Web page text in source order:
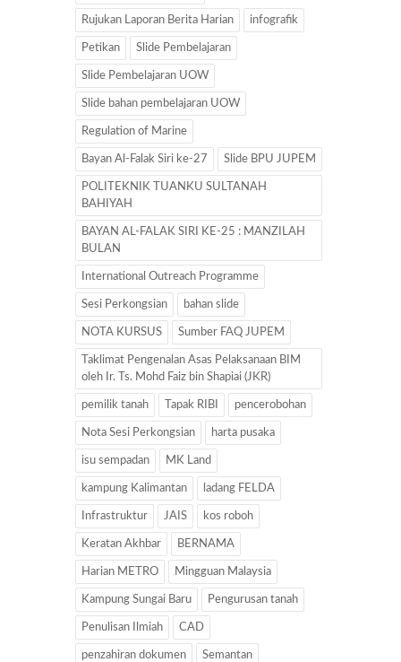
Rujukan Laporan Berita Harian infografik
Petikan Slide Pembelajaran
Slide Pembelajaran UOW
Slide bahan pembelajaran UOW
Regulation of Marine
Bayan Al-Falak Siri ke-27 Slide BPU JUPEM
POLITEKNIK TUANKU SULTANAH
BAHIYAH
BAYAN AL-FALAK SIRI KE-25 : MANZILAH
BULAN
International Outreach Programme
Sesi Perkongsian bahan slide
NOTA KURSUS Sumber FAQ JUPEM
Taklimat Pengenalan Asas Pelaksanaan BIM
oleh Ir. Ts. Mohd Faiz bin Shapiai (JKR)
pemilik tanah Tapak RIBI pencerobohan
Nota Sesi Perkongsian harta pusaka
isu sempadan MK Land
kampung Kalimantan ladang FELDA
Infrastruktur JAIS kos roboh
Keratan Akhbar BERNAMA
Harian METRO Mingguan Malaysia
Kampung Sungai Baru Pengurusan tanah
Penulisan Ilmiah CAD
penzahiran dokumen Semantan